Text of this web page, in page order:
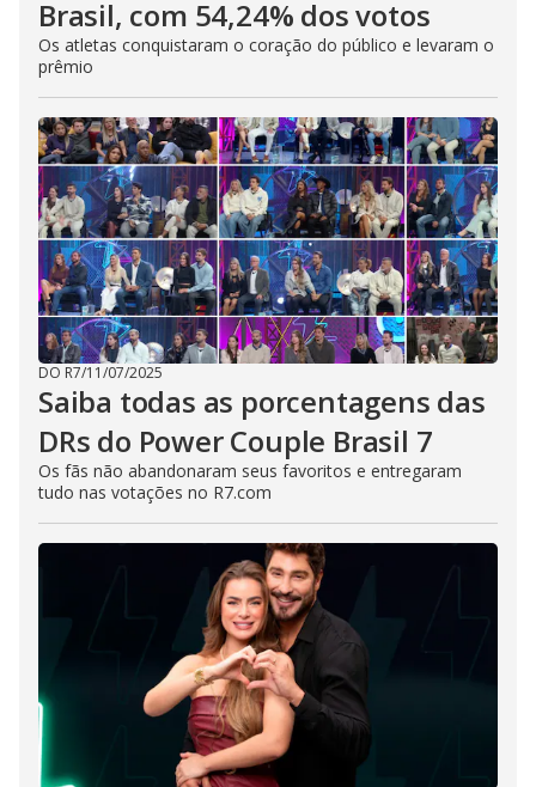
Brasil, com 54,24% dos votos
Os atletas conquistaram o coração do público e levaram o
prêmio
DO R7/11/07/2025
Saiba todas as porcentagens das
DRs do Power Couple Brasil 7
Os fãs não abandonaram seus favoritos e entregaram
tudo nas votações no R7.com